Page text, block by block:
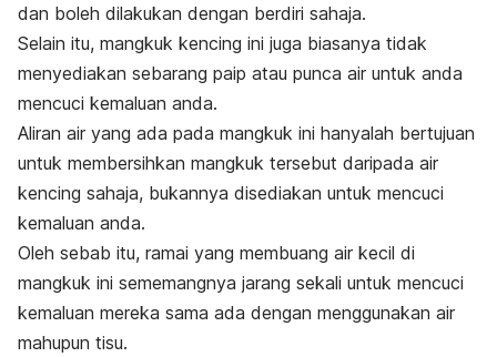
dan boleh dilakukan dengan berdiri sahaja.
Selain itu, mangkuk kencing ini juga biasanya tidak
menyediakan sebarang paip atau punca air untuk anda
mencuci kemaluan anda.
Aliran air yang ada pada mangkuk ini hanyalah bertujuan
untuk membersihkan mangkuk tersebut daripada air
kencing sahaja, bukannya disediakan untuk mencuci
kemaluan anda.
Oleh sebab itu, ramai yang membuang air kecil di
mangkuk ini sememangnya jarang sekali untuk mencuci
kemaluan mereka sama ada dengan menggunakan air
mahupun tisu.